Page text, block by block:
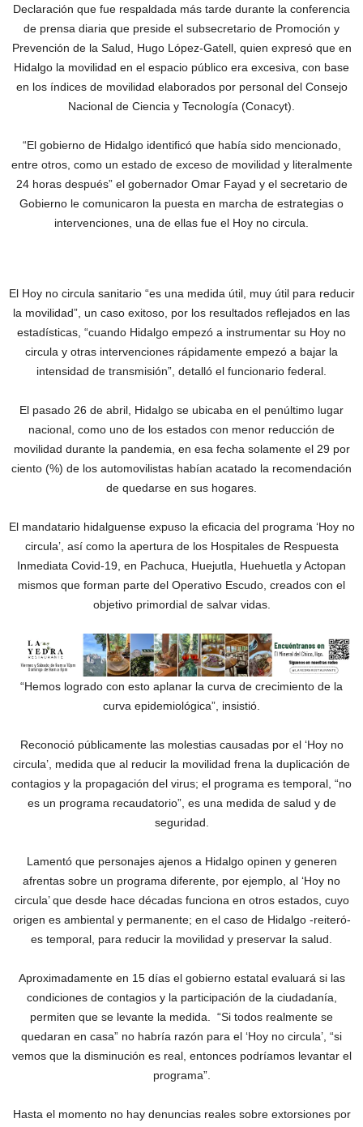
Declaración que fue respaldada más tarde durante la conferencia
de prensa diaria que preside el subsecretario de Promoción y
Prevención de la Salud, Hugo López-Gatell, quien expresó que en
Hidalgo la movilidad en el espacio público era excesiva, con base
en los índices de movilidad elaborados por personal del Consejo
Nacional de Ciencia y Tecnología (Conacyt).
“El gobierno de Hidalgo identificó que había sido mencionado,
entre otros, como un estado de exceso de movilidad y literalmente
24 horas después” el gobernador Omar Fayad y el secretario de
Gobierno le comunicaron la puesta en marcha de estrategias o
intervenciones, una de ellas fue el Hoy no circula.
El Hoy no circula sanitario “es una medida útil, muy útil para reducir
la movilidad”, un caso exitoso, por los resultados reflejados en las
estadísticas, “cuando Hidalgo empezó a instrumentar su Hoy no
circula y otras intervenciones rápidamente empezó a bajar la
intensidad de transmisión”, detalló el funcionario federal.
El pasado 26 de abril, Hidalgo se ubicaba en el penúltimo lugar
nacional, como uno de los estados con menor reducción de
movilidad durante la pandemia, en esa fecha solamente el 29 por
ciento (%) de los automovilistas habían acatado la recomendación
de quedarse en sus hogares.
El mandatario hidalguense expuso la eficacia del programa ‘Hoy no
circula’, así como la apertura de los Hospitales de Respuesta
Inmediata Covid-19, en Pachuca, Huejutla, Huehuetla y Actopan
mismos que forman parte del Operativo Escudo, creados con el
objetivo primordial de salvar vidas.
“Hemos logrado con esto aplanar la curva de crecimiento de la
curva epidemiológica”, insistió.
Reconoció públicamente las molestias causadas por el ‘Hoy no
circula’, medida que al reducir la movilidad frena la duplicación de
contagios y la propagación del virus; el programa es temporal, “no
es un programa recaudatorio”, es una medida de salud y de
seguridad.
Lamentó que personajes ajenos a Hidalgo opinen y generen
afrentas sobre un programa diferente, por ejemplo, al ‘Hoy no
circula’ que desde hace décadas funciona en otros estados, cuyo
origen es ambiental y permanente; en el caso de Hidalgo -reiteró-
es temporal, para reducir la movilidad y preservar la salud.
Aproximadamente en 15 días el gobierno estatal evaluará si las
condiciones de contagios y la participación de la ciudadanía,
permiten que se levante la medida. “Si todos realmente se
quedaran en casa” no habría razón para el ‘Hoy no circula’, “si
vemos que la disminución es real, entonces podríamos levantar el
programa”.
Hasta el momento no hay denuncias reales sobre extorsiones por